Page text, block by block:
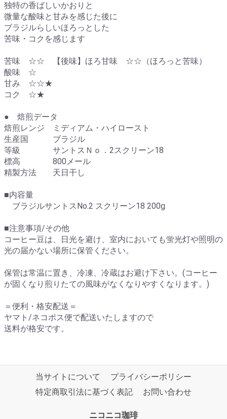
独特の香ばしいかおりと
微量な酸味と甘みを感じた後に
ブラジルらしいほろっとした
苦味・コクを感じます
苦味 ☆☆ 【後味】ほろ甘味 ☆☆（ほろっと苦味）
酸味 ☆
甘み ☆☆★
コク ☆★
● 焙煎データ
焙煎レンジ ミディアム・ハイロースト
生産国 ブラジル
等級 サントスＮｏ．2スクリーン18
標高 800メール
精製方法 天日干し
■内容量
ブラジルサントスNo.2 スクリーン18 200g
■注意事項/その他
コーヒー豆は、日光を避け、室内においても蛍光灯や照明の
光の届かない場所に保管ください。
保管は常温に置き、冷凍、冷蔵はお避け下さい。(コーヒー
が固くなり煎りたての風味がなくなりやすくなります。)
＝便利・格安配送＝
ヤマト/ネコポス便で配送いたしますので
送料が格安です。
当サイトについて
プライバシーポリシー
特定商取引法に基づく表記
お問い合わせ
ニコニコ珈琲